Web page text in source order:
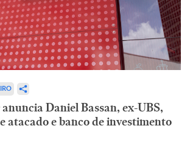
Daniel Bassan, ex-UBS,
atacado e banco de investimento